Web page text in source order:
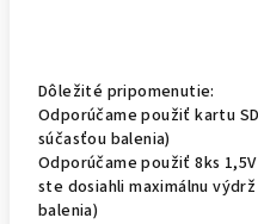
Dôležité pripomenutie:
Odporúčame použiť kartu
súčasťou balenia)
Odporúčame použiť 8ks
ste dosiahli maximálnu
balenia)